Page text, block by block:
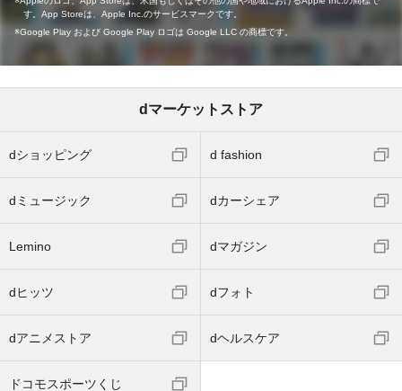
す。App Storeは、Apple Inc.のサービスマークです。
Google Play および Google Play ロゴは Google LLC の商標です。
dマーケットストア
dショッピング d fashion
dミュージック dカーシェア
Lemino dマガジン
dヒッツ dフォト
dアニメストア dヘルスケア
ドコモスポーツくじ